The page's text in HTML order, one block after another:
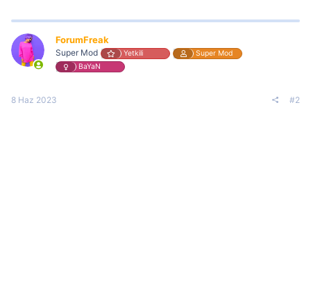
ForumFreak
Super Mod Yetkili
Super Mod
BaYaN
8 Haz 2023 #2